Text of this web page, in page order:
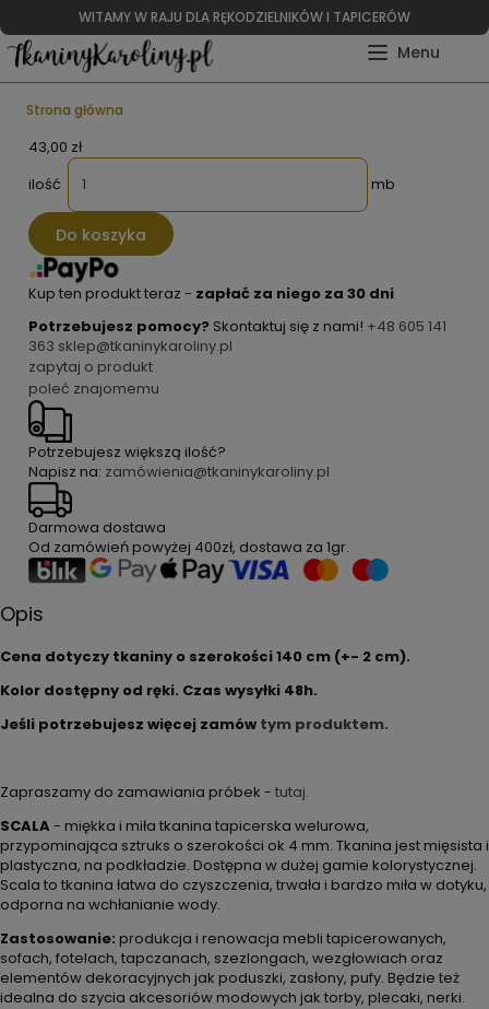
WITAMY W RAJU DLA RĘKODZIELNIKÓW I TAPICERÓW
Strona główna
43,00 zł
ilość
mb
Do koszyka
Kup ten produkt teraz - zapłać za niego za 30 dni
Potrzebujesz pomocy? Skontaktuj się z nami! +48 605 141
363 sklep@tkaninykaroliny.pl
zapytaj o produkt
poleć znajomemu
Potrzebujesz większą ilość?
Napisz na: zamówienia@tkaninykaroliny.pl
Darmowa dostawa
Od zamówień powyżej 400zł, dostawa za 1gr.
Opis
Cena dotyczy tkaniny o szerokości 140 cm (+- 2 cm).
Kolor dostępny od ręki. Czas wysyłki 48h.
Jeśli potrzebujesz więcej zamów tym produktem.
Zapraszamy do zamawiania próbek - tutaj.
SCALA- miękka i miła tkanina tapicerska welurowa,
przypominająca sztruks o szerokości ok 4 mm. Tkanina jest mięsista i
plastyczna, na podkładzie. Dostępna w dużej gamie kolorystycznej.
Scala to tkanina łatwa do czyszczenia, trwała i bardzo miła w dotyku,
odporna na wchłanianie wody.
Zastosowanie: produkcja i renowacja mebli tapicerowanych,
sofach, fotelach, tapczanach, szezlongach, wezgłowiach oraz
elementów dekoracyjnych jak poduszki, zasłony, pufy. Będzie też
idealna do szycia akcesoriów modowych jak torby, plecaki, nerki.